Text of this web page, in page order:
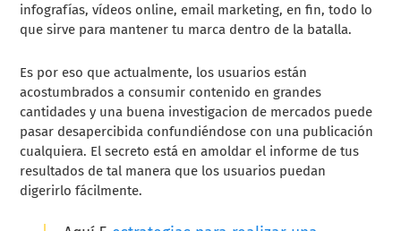
infografías, vídeos online, email marketing, en fin, todo lo
que sirve para mantener tu marca dentro de la batalla.
Es por eso que actualmente, los usuarios están
acostumbrados a consumir contenido en grandes
cantidades y una buena investigacion de mercados puede
pasar desapercibida confundiéndose con una publicación
cualquiera. El secreto está en amoldar el informe de tus
resultados de tal manera que los usuarios puedan
digerirlo fácilmente.